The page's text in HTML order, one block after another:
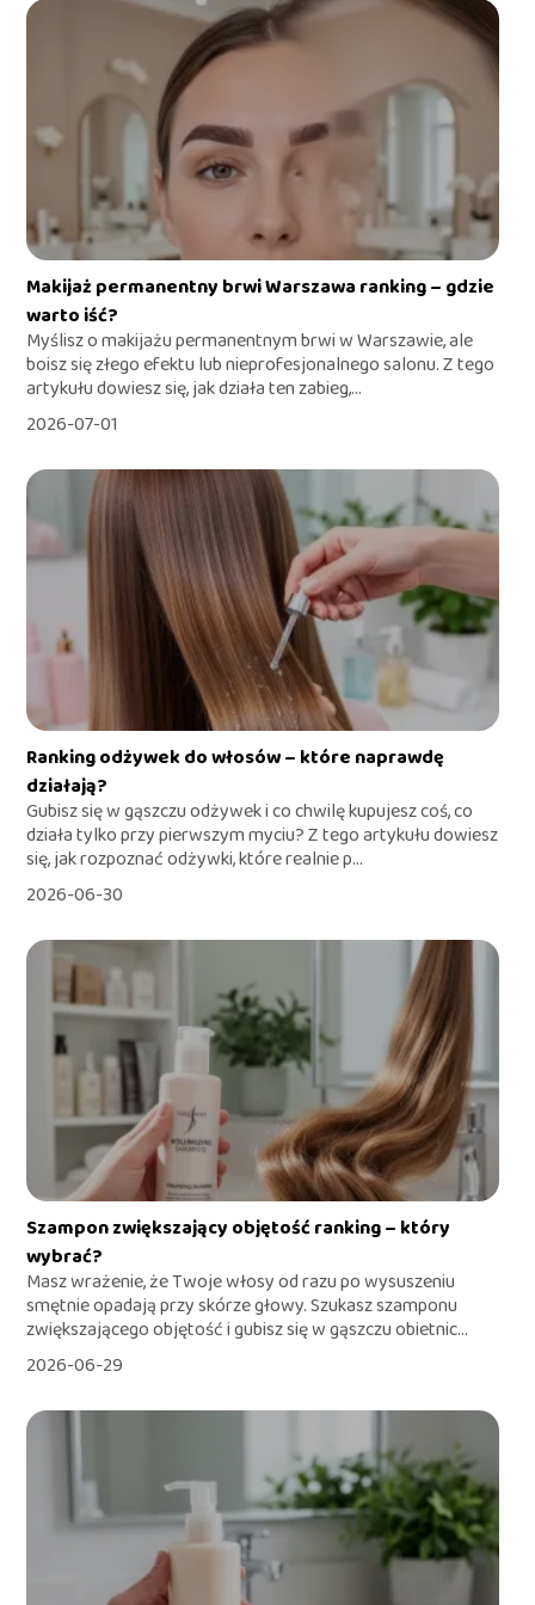
Makijaż permanentny brwi Warszawa ranking – gdzie
warto iść?
Myślisz o makijażu permanentnym brwi w Warszawie, ale
boisz się złego efektu lub nieprofesjonalnego salonu. Z tego
artykułu dowiesz się, jak działa ten zabieg,...
2026-07-01
Ranking odżywek do włosów – które naprawdę
działają?
Gubisz się w gąszczu odżywek i co chwilę kupujesz coś, co
działa tylko przy pierwszym myciu? Z tego artykułu dowiesz
się, jak rozpoznać odżywki, które realnie p...
2026-06-30
Szampon zwiększający objętość ranking – który
wybrać?
Masz wrażenie, że Twoje włosy od razu po wysuszeniu
smętnie opadają przy skórze głowy. Szukasz szamponu
zwiększającego objętość i gubisz się w gąszczu obietnic...
2026-06-29